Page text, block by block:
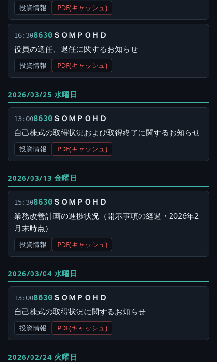
投資情報 PDF(キャッシュ)
16:308630 ＳＯＭＰＯＨＤ
役員の選任、退任に関するお知らせ
投資情報 PDF(キャッシュ)
2026/03/25 水曜日
13:008630 ＳＯＭＰＯＨＤ
自己株式の取得状況および取得終了に関するお知らせ
投資情報 PDF(キャッシュ)
2026/03/13 金曜日
15:308630 ＳＯＭＰＯＨＤ
業務改善計画の進捗状況（開示事項の経過・2026年2
月末時点）
投資情報 PDF(キャッシュ)
2026/03/04 水曜日
13:008630 ＳＯＭＰＯＨＤ
自己株式の取得状況に関するお知らせ
投資情報 PDF(キャッシュ)
2026/02/24 火曜日